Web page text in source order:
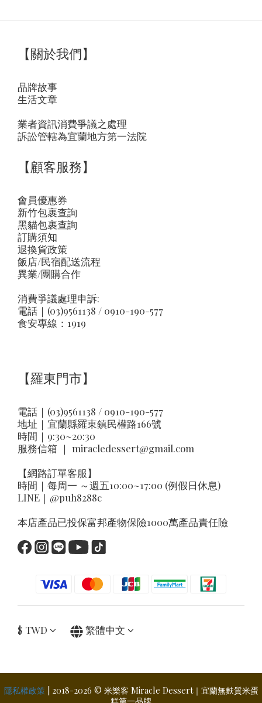
【關於我們】
品牌故事
生活文章
業者資訊消費爭議之處理
訴訟管轄為宜蘭地方第一法院
【顧客服務】
會員優惠券
新竹包裹查詢
黑貓包裹查詢
訂購須知
退換貨政策
飯店/民宿配送流程
異業/團購合作
消費爭議處理申訴:
電話｜(03)9561138 / 0910-190-577
食安專線：1919
【羅東門市】
電話｜(03)9561138 / 0910-190-577
地址｜ 宜蘭縣羅東鎮民權路166號
時間｜9:30~20:30
服務信箱 ｜ miracledessert@gmail.com
【網路訂單客服】
時間｜每周一 ～週五10:00~17:00 (例假日休息)
LINE｜ @puh8288c
本店產品已投保富邦產物保險1000萬產品責任險
$ TWD 繁體中文
隱私權政策| 2018-2026 © 米樂客 Miracle Dessert｜宜蘭無麩質米蛋